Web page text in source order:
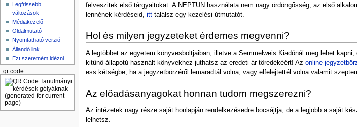
felveszitek első tárgyaitokat. A NEPTUN használata nem nagy ördöngősség, az első
lennének kérdéseid, itttalálsz egy kezelési útmutatót.
Hol és milyen jegyzeteket érdemes megvenni?
A legtöbbet az egyetem könyvesboltjaiban, illetve a Semmelweis Kiadónál meg lehet
kitűnő állapotú használt könyvekhez juthatsz az eredeti ár töredékéért! Az online
ess kétségbe, ha a jegyzetbörzéről lemaradtál volna, vagy elfelejtettél volna valamit
Az előadásanyagokat honnan tudom megszerezni?
Az intézetek nagy része saját honlapján rendelkezésedre bocsájtja, de a legjobb a saját
lelhetsz.
Legfrissebb
változások
Médiakezelő
Oldalmutató
Nyomtatható verzió
Állandó link
Ezt szeretném idézni
qr code